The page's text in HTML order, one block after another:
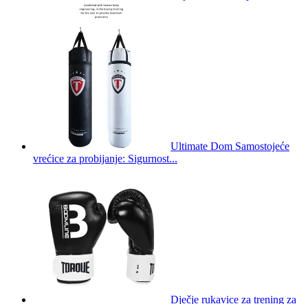
Ultimate Dom Samostojeće
vrećice za probijanje: Sigurnost...
Dječje rukavice za trening za